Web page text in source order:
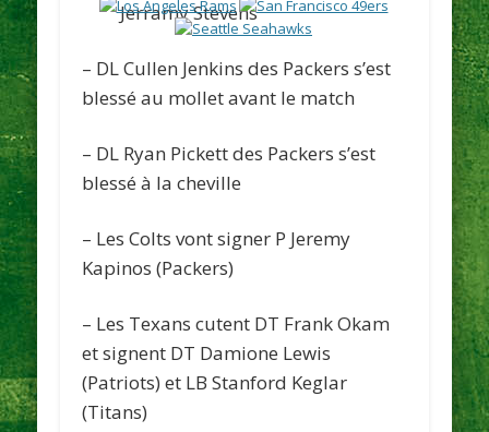
Jerramy Stevens
– DL Cullen Jenkins des Packers s’est
blessé au mollet avant le match
– DL Ryan Pickett des Packers s’est
blessé à la cheville
– LesColtsvont signer P Jeremy
Kapinos (Packers)
– Les Texanscutent DT Frank Okam
et signent DT Damione Lewis
(Patriots) et LB Stanford Keglar
(Titans)